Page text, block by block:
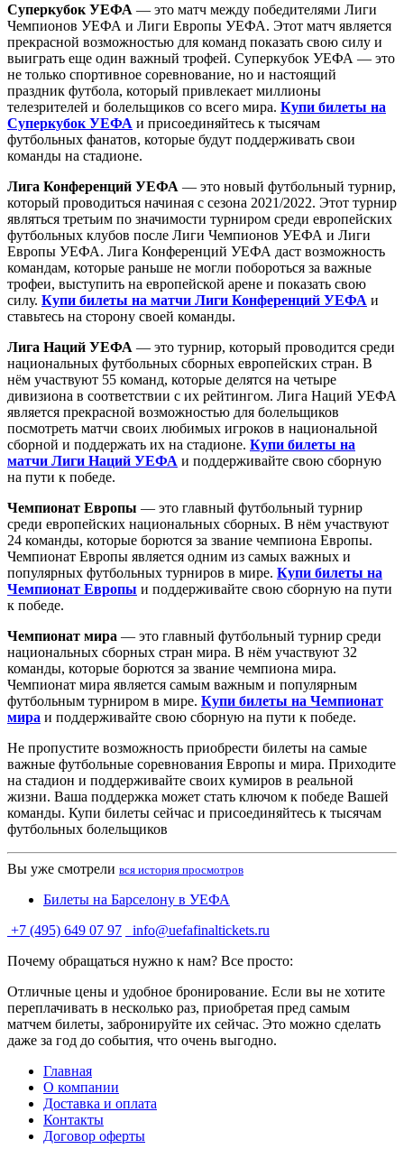
Суперкубок УЕФА — это матч между победителями Лиги
Чемпионов УЕФА и Лиги Европы УЕФА. Этот матч является
прекрасной возможностью для команд показать свою силу и
выиграть еще один важный трофей. Суперкубок УЕФА — это
не только спортивное соревнование, но и настоящий
праздник футбола, который привлекает миллионы
телезрителей и болельщиков со всего мира. Купи билеты на
Суперкубок УЕФА и присоединяйтесь к тысячам
футбольных фанатов, которые будут поддерживать свои
команды на стадионе.
Лига Конференций УЕФА — это новый футбольный турнир,
который проводиться начиная с сезона 2021/2022. Этот турнир
являться третьим по значимости турниром среди европейских
футбольных клубов после Лиги Чемпионов УЕФА и Лиги
Европы УЕФА. Лига Конференций УЕФА даст возможность
командам, которые раньше не могли побороться за важные
трофеи, выступить на европейской арене и показать свою
силу. Купи билеты на матчи Лиги Конференций УЕФА и
ставьтесь на сторону своей команды.
Лига Наций УЕФА — это турнир, который проводится среди
национальных футбольных сборных европейских стран. В
нём участвуют 55 команд, которые делятся на четыре
дивизиона в соответствии с их рейтингом. Лига Наций УЕФА
является прекрасной возможностью для болельщиков
посмотреть матчи своих любимых игроков в национальной
сборной и поддержать их на стадионе. Купи билеты на
матчи Лиги Наций УЕФА и поддерживайте свою сборную
на пути к победе.
Чемпионат Европы — это главный футбольный турнир
среди европейских национальных сборных. В нём участвуют
24 команды, которые борются за звание чемпиона Европы.
Чемпионат Европы является одним из самых важных и
популярных футбольных турниров в мире. Купи билеты на
Чемпионат Европы и поддерживайте свою сборную на пути
к победе.
Чемпионат мира — это главный футбольный турнир среди
национальных сборных стран мира. В нём участвуют 32
команды, которые борются за звание чемпиона мира.
Чемпионат мира является самым важным и популярным
футбольным турниром в мире. Купи билеты на Чемпионат
мира и поддерживайте свою сборную на пути к победе.
Не пропустите возможность приобрести билеты на самые
важные футбольные соревнования Европы и мира. Приходите
на стадион и поддерживайте своих кумиров в реальной
жизни. Ваша поддержка может стать ключом к победе Вашей
команды. Купи билеты сейчас и присоединяйтесь к тысячам
футбольных болельщиков
Вы уже смотрели вся история просмотров
Билеты на Барселону в УЕФА
+7 (495) 649 07 97
info@uefafinaltickets.ru
Почему обращаться нужно к нам? Все просто:
Отличные цены и удобное бронирование. Если вы не хотите
переплачивать в несколько раз, приобретая пред самым
матчем билеты, забронируйте их сейчас. Это можно сделать
даже за год до события, что очень выгодно.
Главная
О компании
Доставка и оплата
Контакты
Договор оферты